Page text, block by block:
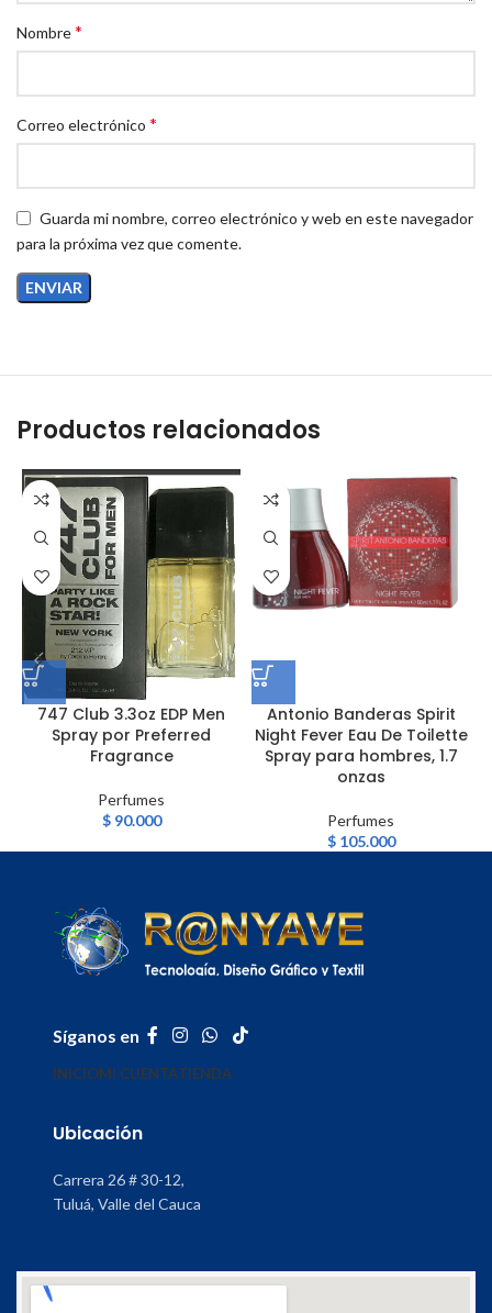
Nombre*
Correo electrónico *
Guarda mi nombre, correo electrónico y web en este navegador
para la próxima vez que comente.
Productos relacionados
747 Club 3.3oz EDP Men
Spray por Preferred
Fragrance
Perfumes
$90.000
Antonio Banderas Spirit
Night Fever Eau De Toilette
Spray para hombres, 1.7
onzas
Perfumes
$105.000
Síganos en
INICIOMI CUENTATIENDA
Ubicación
Carrera 26 # 30-12,
Tuluá, Valle del Cauca